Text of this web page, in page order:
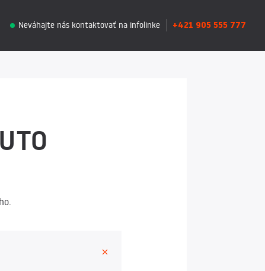
Neváhajte nás kontaktovať na infolinke +421 905 555 777